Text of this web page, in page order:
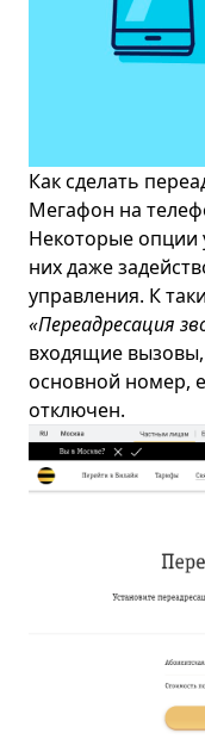
Как сделать
Мегафон на
Некоторые опции
них даже
управления. К
«Переадресация
входящие
основной номер,
отключен.